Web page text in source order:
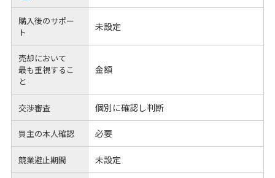
購入後のサポー
ト
未設定
売却において
最も重視するこ
と
金額
交渉審査 個別に確認し判断
買主の本人確認 必要
競業避止期間 未設定